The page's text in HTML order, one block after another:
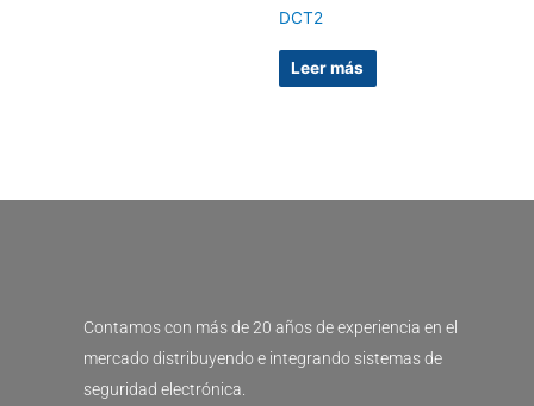
DCT2
Leer más
Contamos con más de 20 años de experiencia en el
mercado distribuyendo e integrando sistemas de
seguridad electrónica.